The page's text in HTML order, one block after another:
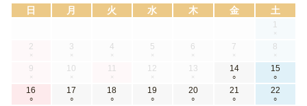
日 月 火 水 木 金 土
1
×
2
×
3
×
4
×
5
×
6
×
7
×
8
×
9
×
10
×
11
×
12
×
13
×
14
○
15
○
16
○
17
○
18
○
19
○
20
○
21
○
22
○